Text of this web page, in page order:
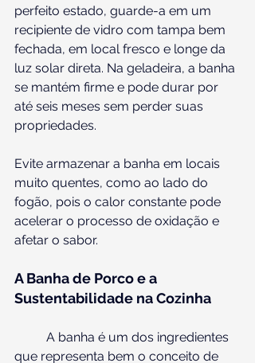
perfeito estado, guarde-a em um
recipiente de vidro com tampa bem
fechada, em local fresco e longe da
luz solar direta. Na geladeira, a banha
se mantém firme e pode durar por
até seis meses sem perder suas
propriedades.
Evite armazenar a banha em locais
muito quentes, como ao lado do
fogão, pois o calor constante pode
acelerar o processo de oxidação e
afetar o sabor.
A Banha de Porco e a
Sustentabilidade na Cozinha
que representa bem o conceito de